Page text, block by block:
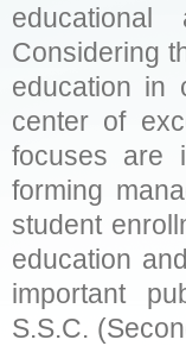
educational
Considering
education in
center of
focuses are
forming
student
education
important
S.S.C.